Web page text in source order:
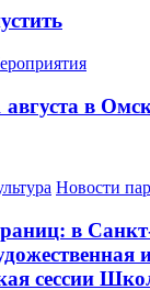
в
Новости
в
сессии